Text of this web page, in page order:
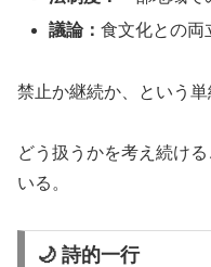
議論：食文化との両
禁止か継続か、という単
どう扱うかを考え続け
いる。
🌙 詩的一行